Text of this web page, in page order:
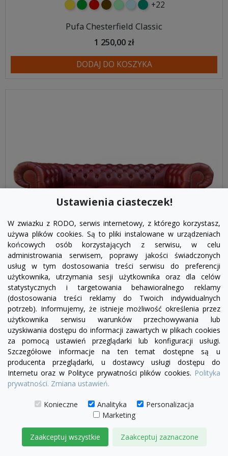
żółtyzielonyczerwony
czekoladowy
miętowybłękitny
turkusowy
+22
Pufa Chesterfield Classic
1 250,00 zł
DODAJ DO KOSZYKA
visibility
zielonyczerwony
niebieski
ciemno brązowy
brązowyjasnobrązowy
wybór koloru
Sofa Chesterfield Classic Skóra Dubai Plus
Rozkładana 3 os.
9 170,00 zł
DODAJ DO KOSZYKA
Ustawienia ciasteczek!
W zwiazku z RODO, serwis internetowy, z którego korzystasz,
używa plików cookies. Są to pliki instalowane w urządzeniach
końcowych osób korzystających z serwisu, w celu
administrowania serwisem, poprawy jakości świadczonych
usług w tym dostosowania treści serwisu do preferencji
użytkownika, utrzymania sesji użytkownika oraz dla celów
statystycznych i targetowania behawioralnego reklamy
(dostosowania treści reklamy do Twoich indywidualnych
potrzeb). Informujemy, że istnieje możliwość określenia przez
użytkownika serwisu warunków przechowywania lub
uzyskiwania dostępu do informacji zawartych w plikach cookies
za pomocą ustawień przeglądarki lub konfiguracji usługi.
Szczegółowe informacje na ten temat dostępne są u
producenta przeglądarki, u dostawcy usługi dostępu do
Internetu oraz w Polityce prywatności plików cookies. Polityka
prywatności. Zmiana ustawień.
Konieczne Analityka
Personalizacja
Marketing
Zaakceptuj wszystkie Zaakceptuj zaznaczone